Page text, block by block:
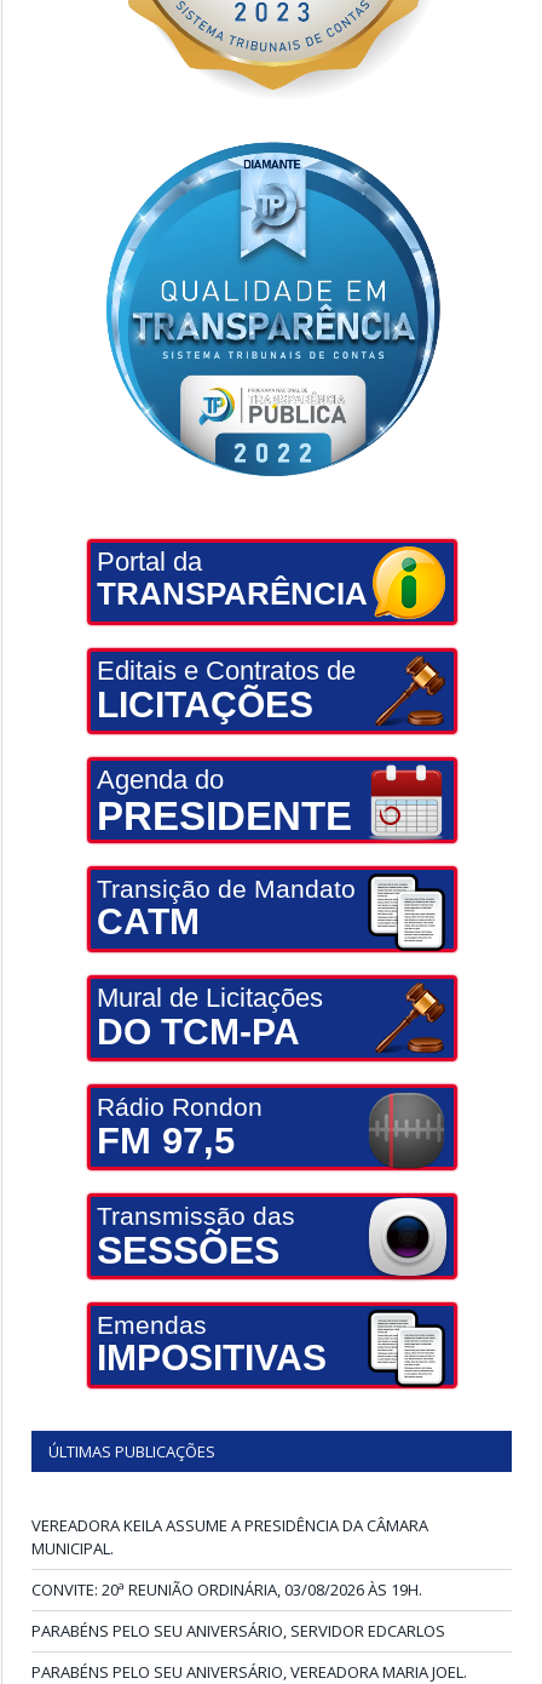
Portal da
TRANSPARÊNCIA
Editais e Contratos de
LICITAÇÕES
Agenda do
PRESIDENTE
Transição de Mandato
CATM
Mural de Licitações
DO TCM-PA
Rádio Rondon
FM 97,5
Transmissão das
SESSÕES
Emendas
IMPOSITIVAS
ÚLTIMAS PUBLICAÇÕES
VEREADORA KEILA ASSUME A PRESIDÊNCIA DA CÂMARA
MUNICIPAL.
CONVITE: 20ª REUNIÃO ORDINÁRIA, 03/08/2026 ÀS 19H.
PARABÉNS PELO SEU ANIVERSÁRIO, SERVIDOR EDCARLOS
PARABÉNS PELO SEU ANIVERSÁRIO, VEREADORA MARIA JOEL.